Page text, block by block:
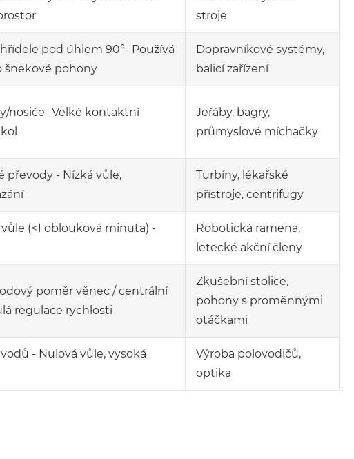
stroje
pod úhlem 90°- Používá
šnekové pohony
Dopravníkové systémy,
balicí zařízení
nosiče- Velké kontaktní
Jeřáby, bagry,
průmyslové míchačky
převody - Nízká vůle,
Turbíny, lékařské
přístroje, centrifugy
(<1 oblouková minuta) -
Robotická ramena,
letecké akční členy
poměr věnec / centrální
regulace rychlosti
Zkušební stolice,
pohony s proměnnými
otáčkami
- Nulová vůle, vysoká
Výroba polovodičů,
optika